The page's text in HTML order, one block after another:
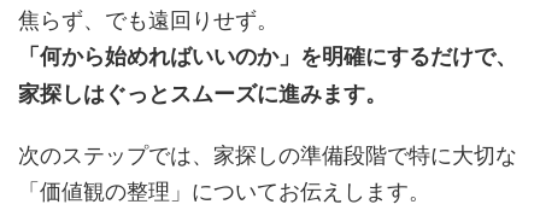
焦らず、でも遠回りせず。
「何から始めればいいのか」を明確にするだけで、
家探しはぐっとスムーズに進みます。
次のステップでは、家探しの準備段階で特に大切な
「価値観の整理」についてお伝えします。